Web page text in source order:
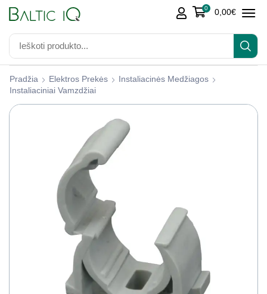
0 0,00€
Pradžia Elektros Prekės
Instaliacinės Medžiagos
Instaliaciniai Vamzdžiai